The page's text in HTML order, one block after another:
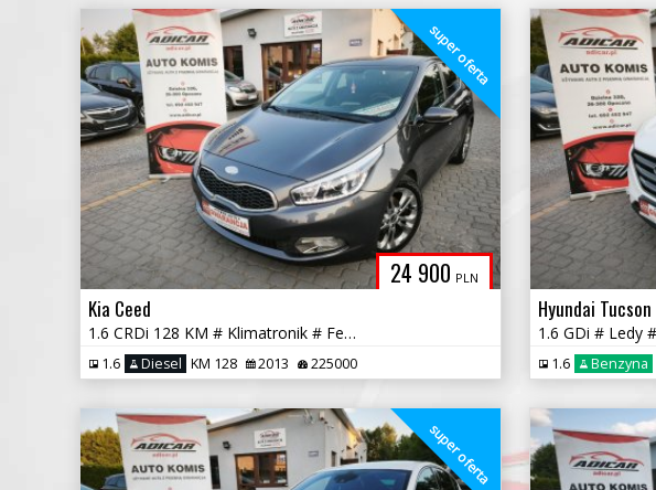
24 900 PLN
super oferta
Kia Ceed
1.6 CRDi 128 KM # Klimatronik # Felga # Chrom # Piękna! # GWARANCJA!!
1.6 Diesel KM 128 2013 225000
Hyundai Tucson
1.6 Benzyna
super oferta